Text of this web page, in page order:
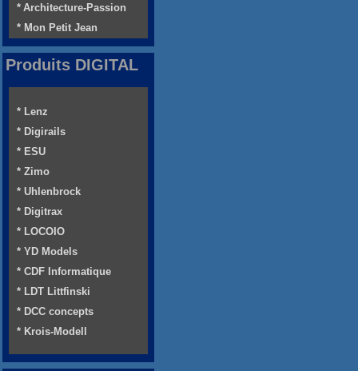
* Architecture-Passion
* Mon Petit Jean
Produits DIGITAL
* Lenz
* Digirails
* ESU
* Zimo
* Uhlenbrock
* Digitrax
* LOCOIO
* YD Models
* CDF Informatique
* LDT Littfinski
* DCC concepts
* Krois-Modell